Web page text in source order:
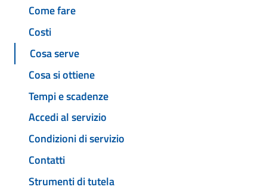
Come fare
Costi
Cosa serve
Cosa si ottiene
Tempi e scadenze
Accedi al servizio
Condizioni di servizio
Contatti
Strumenti di tutela